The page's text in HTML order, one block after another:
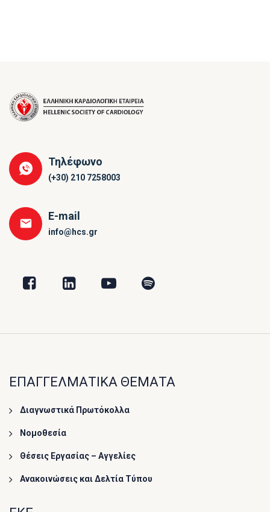
Τηλέφωνο
(+30) 210 7258003
E-mail
info@hcs.gr
ΕΠΑΓΓΕΛΜΑΤΙΚΑ ΘΕΜΑΤΑ
Διαγνωστικά Πρωτόκολλα
Νομοθεσία
Θέσεις Εργασίας – Αγγελίες
Ανακοινώσεις και Δελτία Τύπου